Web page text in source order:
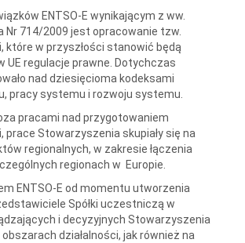
ENTSO-E wynikającym z ww.
Nr 714/2009 jest opracowanie tzw.
które w przyszłości stanowić będą
UE regulacje prawne. Dotychczas
nad dziesięcioma kodeksami
pracy systemu i rozwoju systemu.
pracami nad przygotowaniem
prace Stowarzyszenia skupiały się na
regionalnych, w zakresie łączenia
regionach w Europie.
ENTSO-E od momentu utworzenia
Spółki uczestniczą w
i decyzyjnych Stowarzyszenia
działalności, jak również na